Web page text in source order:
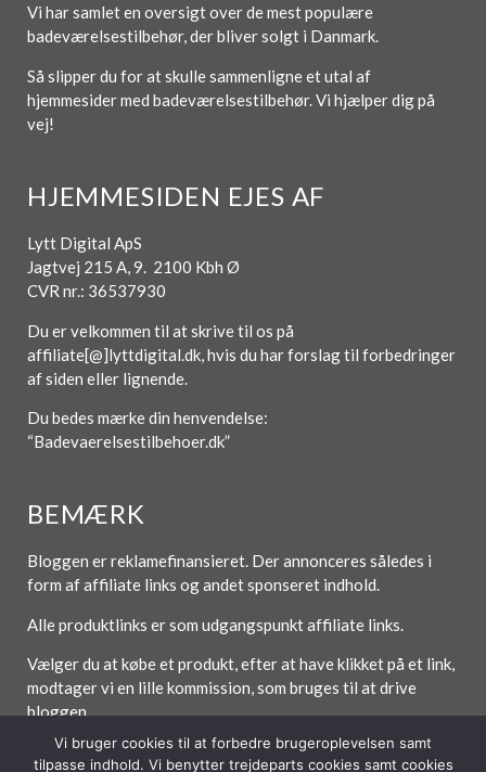
Vi har samlet en oversigt over de mest populære
badeværelsestilbehør, der bliver solgt i Danmark.
Så slipper du for at skulle sammenligne et utal af
hjemmesider med badeværelsestilbehør. Vi hjælper dig på
vej!
HJEMMESIDEN EJES AF
Lytt Digital ApS
Jagtvej 215 A, 9. 2100 Kbh Ø
CVR nr.: 36537930
Du er velkommen til at skrive til os på
affiliate[@]lyttdigital.dk, hvis du har forslag til forbedringer
af siden eller lignende.
Du bedes mærke din henvendelse:
“Badevaerelsestilbehoer.dk”
BEMÆRK
Bloggen er reklamefinansieret. Der annonceres således i
form af affiliate links og andet sponseret indhold.
Alle produktlinks er som udgangspunkt affiliate links.
Vælger du at købe et produkt, efter at have klikket på et link,
modtager vi en lille kommission, som bruges til at drive
bloggen.
Vi bruger cookies til at forbedre brugeroplevelsen samt
tilpasse indhold. Vi benytter trejdeparts cookies samt cookies